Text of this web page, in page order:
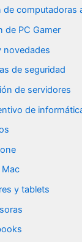
computadoras
de PC Gamer
novedades
de seguridad
de servidores
de
Mac
y tablets